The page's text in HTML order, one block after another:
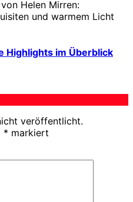
Highlights im Überblick
veröffentlicht.
* markiert